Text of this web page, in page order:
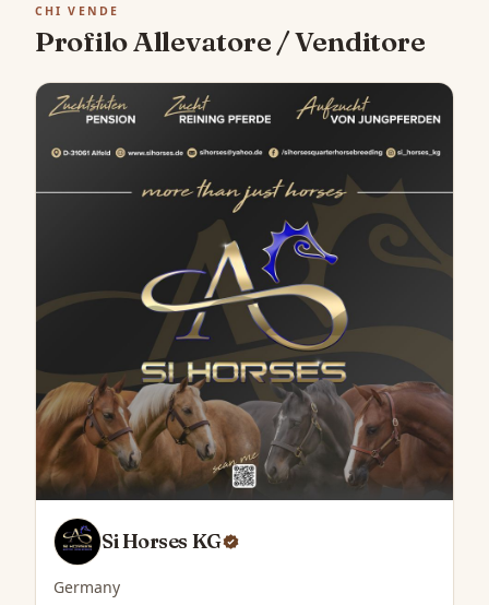
CHI VENDE
Profilo Allevatore / Venditore
Si Horses KG
Germany